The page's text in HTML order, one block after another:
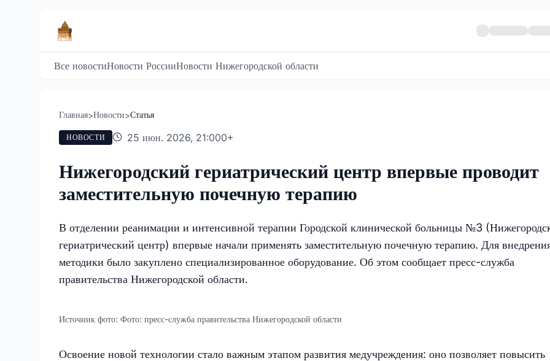
Все новостиНовости РоссииНовости Нижегородской области
Главная>Новости>Статья
НОВОСТИ 25 июн. 2026, 21:000+
Нижегородский гериатрический центр впервые проводит
заместительную почечную терапию
В отделении реанимации и интенсивной терапии Городской клинической больницы №3
гериатрический центр) впервые начали применять заместительную почечную терапию. Для
методики было закуплено специализированное оборудование. Об этом сообщает пресс-служба
правительства Нижегородской области.
Источник фото: Фото: пресс-служба правительства Нижегородской области
Освоение новой технологии стало важным этапом развития медучреждения: оно позволяет повысить